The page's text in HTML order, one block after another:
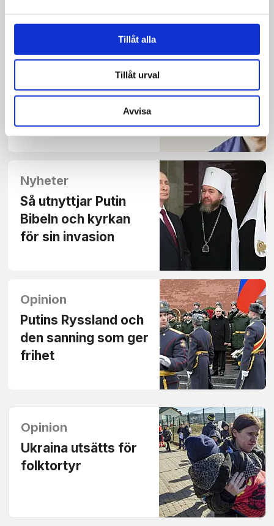
Tillåt alla
Tillåt urval
Avvisa
Krönika
återuppståndet
imperium spred sig
Nyheter
Så utnyttjar Putin
Bibeln och kyrkan
för sin invasion
Opinion
Putins Ryssland och
den sanning som ger
frihet
Opinion
Ukraina utsätts för
folktortyr